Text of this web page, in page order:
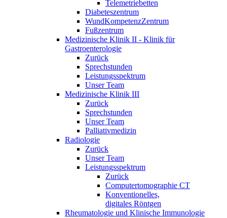
Telemetriebetten
Diabeteszentrum
WundKompetenzZentrum
Fußzentrum
Medizinische Klinik II - Klinik für
Gastroenterologie
Zurück
Sprechstunden
Leistungsspektrum
Unser Team
Medizinische Klinik III
Zurück
Sprechstunden
Unser Team
Palliativmedizin
Radiologie
Zurück
Unser Team
Leistungsspektrum
Zurück
Computertomographie CT
Konventionelles,
digitales Röntgen
Rheumatologie und Klinische Immunologie